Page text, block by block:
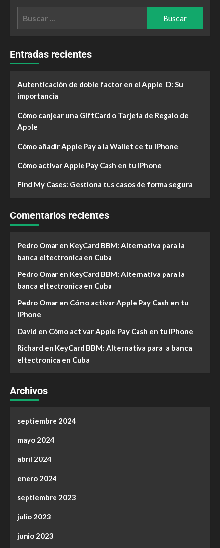
Entradas recientes
Autenticación de doble factor en el Apple ID: Su
importancia
Cómo canjear una GiftCard o Tarjeta de Regalo de
Apple
Cómo añadir Apple Pay a la Wallet de tu iPhone
Cómo activar Apple Pay Cash en tu iPhone
Find My Cases: Gestiona tus casos de forma segura
Comentarios recientes
Pedro Omar en KeyCard BBM: Alternativa para la
banca eltectronica en Cuba
Pedro Omar en KeyCard BBM: Alternativa para la
banca eltectronica en Cuba
Pedro Omar en Cómo activar Apple Pay Cash en tu
iPhone
David en Cómo activar Apple Pay Cash en tu iPhone
Richard en KeyCard BBM: Alternativa para la banca
eltectronica en Cuba
Archivos
septiembre 2024
mayo 2024
abril 2024
enero 2024
septiembre 2023
julio 2023
junio 2023